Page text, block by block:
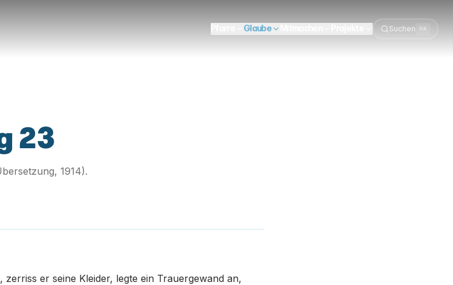
Glaube Suchen ⌘K
23
1914).
er seine Kleider, legte ein Trauergewand an,